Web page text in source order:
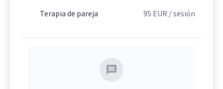
Terapia de pareja
95 EUR / sesión